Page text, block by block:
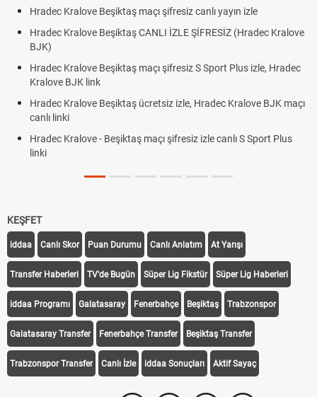
Hradec Kralove Beşiktaş maçı şifresiz canlı yayın izle
Hradec Kralove Beşiktaş CANLI İZLE ŞİFRESİZ (Hradec Kralove
BJK)
Hradec Kralove Beşiktaş maçı şifresiz S Sport Plus izle, Hradec
Kralove BJK link
Hradec Kralove Beşiktaş ücretsiz izle, Hradec Kralove BJK maçı
canlı linki
Hradec Kralove - Beşiktaş maçı şifresiz izle canlı S Sport Plus
linki
KEŞFET
iddaa Canlı Skor Puan Durumu Canlı Anlatım At Yarışı
Transfer Haberleri TV'de Bugün Süper Lig Fikstür Süper Lig Haberleri
iddaa Programı Galatasaray Fenerbahçe Beşiktaş Trabzonspor
Galatasaray Transfer Fenerbahçe Transfer Beşiktaş Transfer
Trabzonspor Transfer Canlı İzle iddaa Sonuçları Aktif Sayaç